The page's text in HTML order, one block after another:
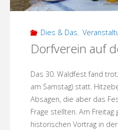
Dies & Das,
Dorfverein auf
Das 30. Waldfest fand
am Samstag) statt.
Absagen, die aber das
Frage stellten. Am Freitag
historischen Vortrag in